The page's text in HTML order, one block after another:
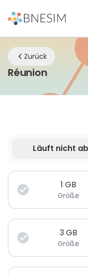
Zurück
RéunioneSIM |
Läuft nicht ab
Deine Daten sind
1 GB
Größe
3GB
Größe